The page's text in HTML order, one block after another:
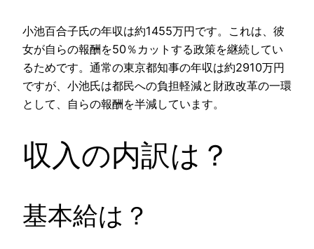
小池百合子氏の年収は約1455万円です。これは、彼
女が自らの報酬を50％カットする政策を継続してい
るためです。通常の東京都知事の年収は約2910万円
ですが、小池氏は都民への負担軽減と財政改革の一環
として、自らの報酬を半減しています​​​​。
収入の内訳は？
基本給は？